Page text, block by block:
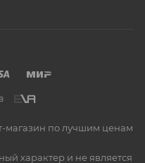
магазин по лучшим ценам
характер и не является